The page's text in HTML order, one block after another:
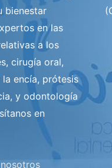
bienestar
en las
a los
cirugía oral,
encía, prótesis
y odontología
en